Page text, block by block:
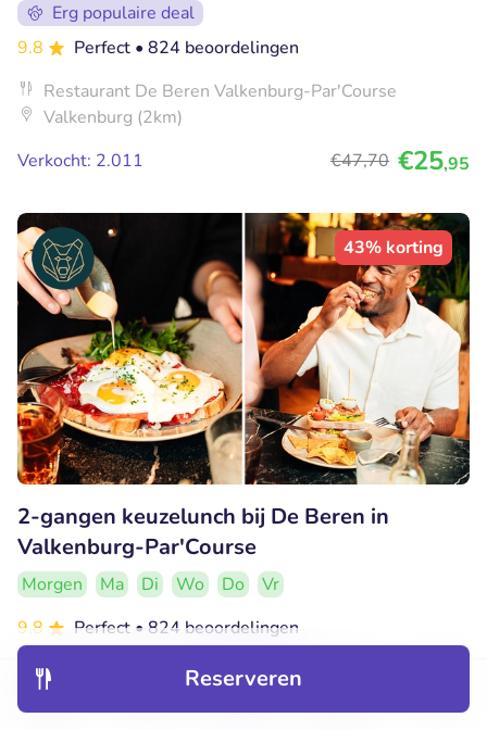
Reserveren
Erg populaire deal
9.8
Perfect • 824 beoordelingen
Restaurant De Beren Valkenburg-Par'Course
Valkenburg (2km)
Verkocht: 2.011
€47,70 €25,95
43% korting
2-gangen keuzelunch bij De Beren in
Valkenburg-Par'Course
Morgen Ma Di Wo Do
Vr
9.8
Perfect • 824 beoordelingen
Restaurant De Beren Valkenburg-Par'Course
Valkenburg (2km)